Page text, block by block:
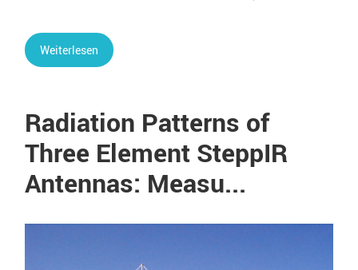
Weiterlesen
Radiation Patterns of
Three Element SteppIR
Antennas: Measu...